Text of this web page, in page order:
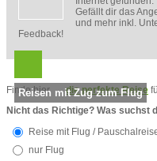
Gefällt dir das
und mehr inkl.
Feedback!
Finde hier die perfekte Reise
Nicht das Richtige? Was suchst
Reise mit Flug /
nur Flug
Reisen mit Zug zum Flug